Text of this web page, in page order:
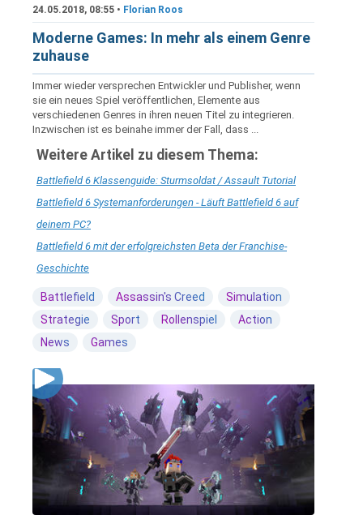
24.05.2018, 08:55 • Florian Roos
Moderne Games: In mehr als einem Genre
zuhause
Immer wieder versprechen Entwickler und Publisher, wenn
sie ein neues Spiel veröffentlichen, Elemente aus
verschiedenen Genres in ihren neuen Titel zu integrieren.
Inzwischen ist es beinahe immer der Fall, dass ...
Weitere Artikel zu diesem Thema:
Battlefield 6 Klassenguide: Sturmsoldat / Assault Tutorial
Battlefield 6 Systemanforderungen - Läuft Battlefield 6 auf
deinem PC?
Battlefield 6 mit der erfolgreichsten Beta der Franchise-
Geschichte
Battlefield Assassin's Creed
Simulation
Strategie
Sport Rollenspiel
Action
News
Games